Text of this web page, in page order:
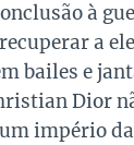
à
a
bailes e
Dior
império